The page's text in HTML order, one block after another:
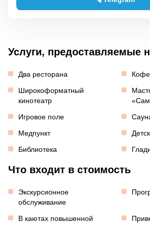
Услуги, предоставляемые
Два ресторана
Широкоформатный
кинотеатр
Игровое поле
Медпункт
Библиотека
Что входит в стоимость
Экскурсионное
обслуживание
В каютах повышенной